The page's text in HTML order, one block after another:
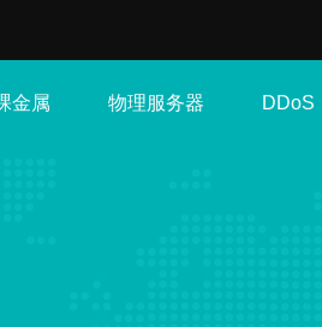
金属 物理服务器 DDoS